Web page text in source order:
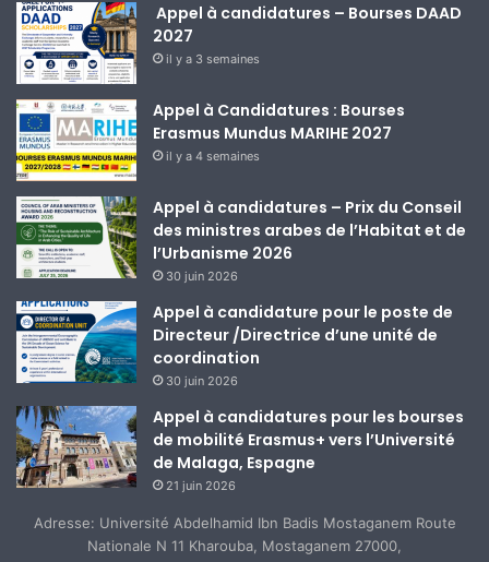
Appel à candidatures – Bourses DAAD
2027
il y a 3 semaines
Appel à Candidatures : Bourses
Erasmus Mundus MARIHE 2027
il y a 4 semaines
Appel à candidatures – Prix du Conseil
des ministres arabes de l’Habitat et de
l’Urbanisme 2026
30 juin 2026
Appel à candidature pour le poste de
Directeur /Directrice d’une unité de
coordination
30 juin 2026
Appel à candidatures pour les bourses
de mobilité Erasmus+ vers l’Université
de Malaga, Espagne
21 juin 2026
Adresse: Université Abdelhamid Ibn Badis Mostaganem Route
Nationale N 11 Kharouba, Mostaganem 27000,